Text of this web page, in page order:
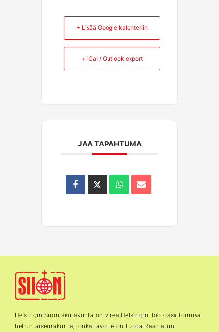
+ Lisää Google kalenteriin
+ iCal / Outlook export
JAA TAPAHTUMA
Helsingin Siion seurakunta on vireä Helsingin Töölössä toimiva
helluntaiseurakunta, jonka tavoite on tuoda Raamatun